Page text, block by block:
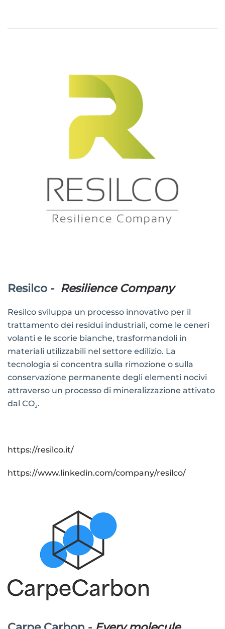
Resilco - Resilience Company
Resilco sviluppa un processo innovativo per il
trattamento dei residui industriali, come le ceneri
volanti e le scorie bianche, trasformandoli in
materiali utilizzabili nel settore edilizio. La
tecnologia si concentra sulla rimozione o sulla
conservazione permanente degli elementi nocivi
attraverso un processo di mineralizzazione attivato
dal CO₂.
https://resilco.it/
https://www.linkedin.com/company/resilco/